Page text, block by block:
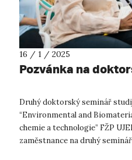
16 / 1 / 2025
Pozvánka na
Druhý doktorský seminář
“Environmental and
chemie a technologie” FŽP
zaměstnance na druhý